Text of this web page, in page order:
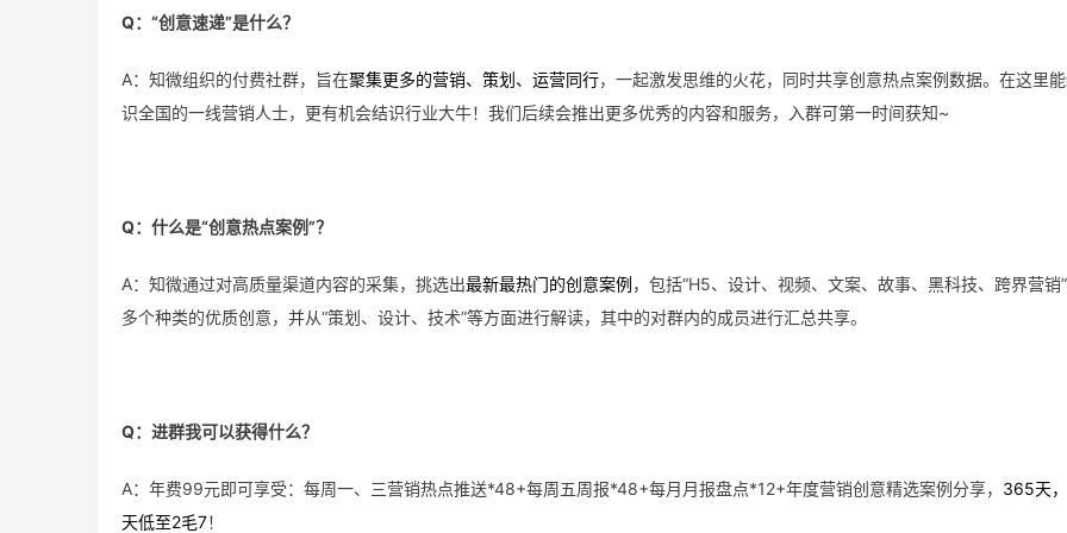
Q：“创意速递”是什么？
A：知微组织的付费社群，旨在聚集更多的营销、策划、运营同行，一起激发思维的火花，同时共享创意热点案例数据。在这里
识全国的一线营销人士，更有机会结识行业大牛！我们后续会推出更多优秀的内容和服务，入群可第一时间获知~
Q：什么是“创意热点案例”？
A：知微通过对高质量渠道内容的采集，挑选出最新最热门的创意案例，包括“H5、设计、视频、文案、故事、黑科技、跨界营销
多个种类的优质创意，并从“策划、设计、技术”等方面进行解读，其中的对群内的成员进行汇总共享。
Q：进群我可以获得什么？
A：年费99元即可享受：每周一、三营销热点推送*48+每周五周报*48+每月月报盘点*12+年度营销创意精选案例分享， 365天
天低至2毛7！